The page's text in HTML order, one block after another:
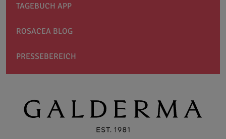
TAGEBUCH APP
ROSACEA BLOG
PRESSEBEREICH